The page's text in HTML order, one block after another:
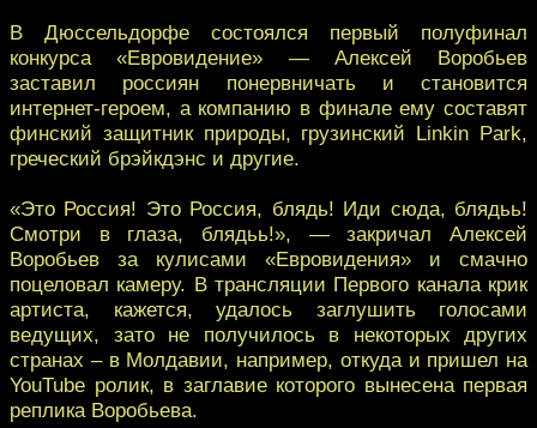
В Дюссельдорфе состоялся первый полуфинал
конкурса «Евровидение» — Алексей Воробьев
заставил россиян понервничать и становится
интернет-героем, а компанию в финале ему составят
финский защитник природы, грузинский Linkin Park,
греческий брэйкдэнс и другие.
«Это Россия! Это Россия, блядь! Иди сюда, блядьь!
Смотри в глаза, блядьь!», — закричал Алексей
Воробьев за кулисами «Евровидения» и смачно
поцеловал камеру. В трансляции Первого канала крик
артиста, кажется, удалось заглушить голосами
ведущих, зато не получилось в некоторых других
странах – в Молдавии, например, откуда и пришел на
YouTube ролик, в заглавие которого вынесена первая
реплика Воробьева.